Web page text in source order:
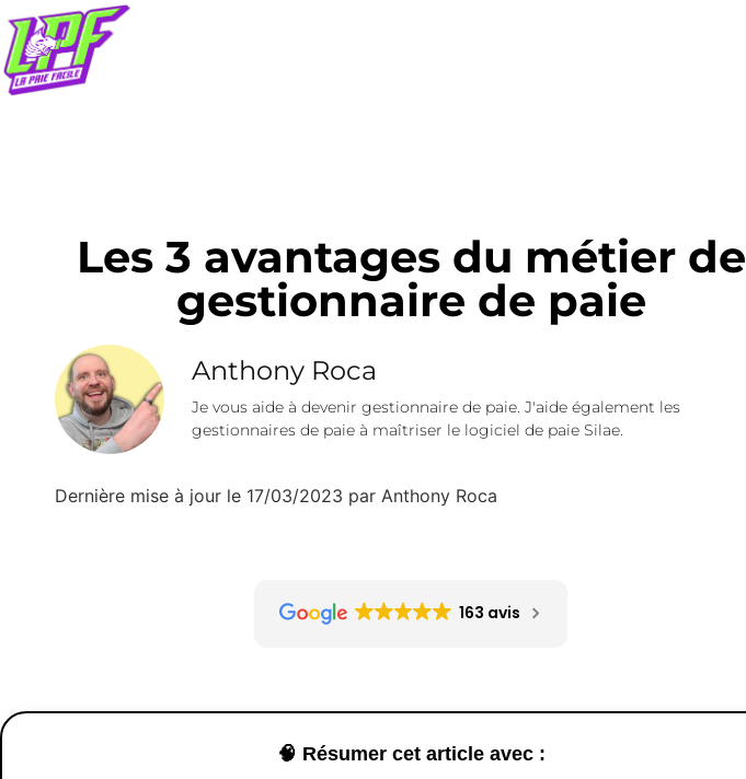
Les 3 avantages du métier de
gestionnaire de paie
Anthony Roca
Je vous aide à devenir gestionnaire de paie. J'aide également les
gestionnaires de paie à maîtriser le logiciel de paie Silae.
Dernière mise à jour le 17/03/2023 par Anthony Roca
163 avis
🧠 Résumer cet article avec :